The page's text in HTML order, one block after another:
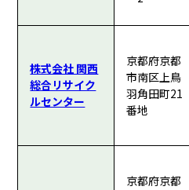
株式会社 関西
総合リサイク
ルセンター
京都府京都
市南区上鳥
羽角田町21
番地
京都府京都